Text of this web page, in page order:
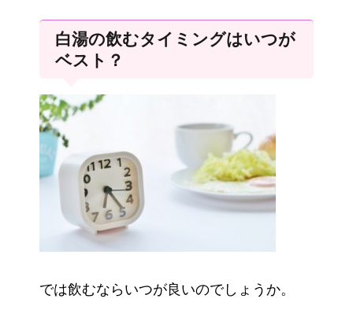
白湯の飲むタイミングはいつが
ベスト？
では飲むならいつが良いのでしょうか。